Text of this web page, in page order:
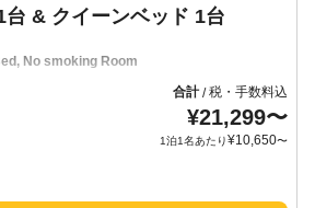
No smoking Room
台 & クイーンベッド 1台
合計/税・手数料込
¥21,299〜
1泊1名あたり¥10,650〜